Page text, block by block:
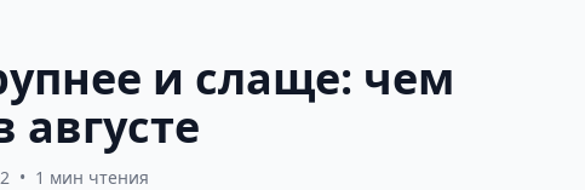
и слаще: чем
• 1 мин чтения